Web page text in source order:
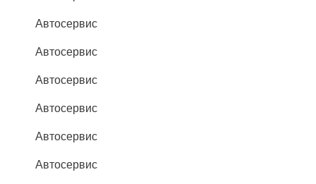
Автосервис
Автосервис
Автосервис
Автосервис
Автосервис
Автосервис